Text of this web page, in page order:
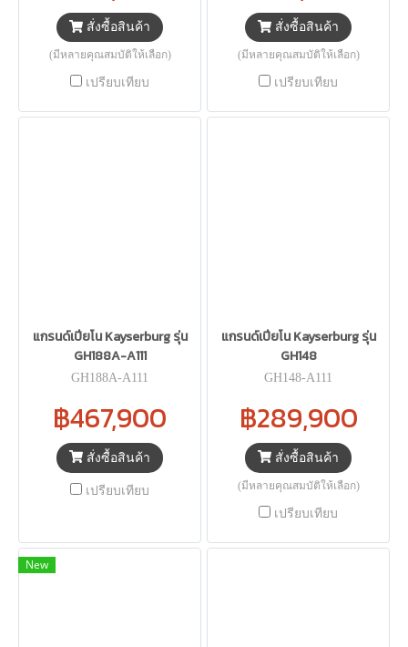
สั่งซื้อสินค้า
(มีหลายคุณสมบัติให้เลือก)
เปรียบเทียบ
สั่งซื้อสินค้า
(มีหลายคุณสมบัติให้เลือก)
เปรียบเทียบ
แกรนด์เปียโน Kayserburg รุ่น
GH188A-A111
GH188A-A111
฿467,900
สั่งซื้อสินค้า
เปรียบเทียบ
แกรนด์เปียโน Kayserburg รุ่น
GH148
GH148-A111
฿289,900
สั่งซื้อสินค้า
(มีหลายคุณสมบัติให้เลือก)
เปรียบเทียบ
New